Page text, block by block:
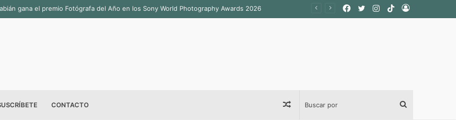
gana el premio Fotógrafa del Año en los Sony World Photography Awards 2026 Acceso
TikTok
Instagram
Twitter
Facebook
CONTACTO Publicación